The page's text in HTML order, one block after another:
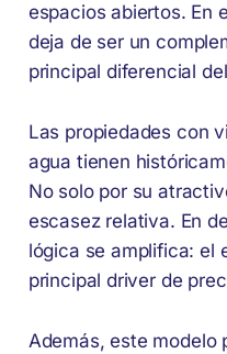
espacios abiertos. En
deja de ser un
principal diferencial
Las propiedades con
agua tienen
No solo por su
escasez relativa. En
lógica se amplifica: el
principal driver de
Además, este modelo